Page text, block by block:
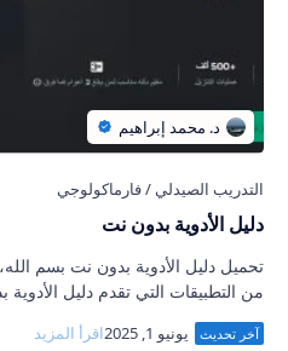
دليل الأدوية بدون نت
تحميل دليل الأدوية بدون نت بسم
من التطبيقات التي تقدم دليل